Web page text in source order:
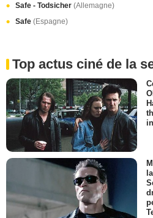
Safe - Todsicher (Allemagne)
Safe (Espagne)
Top actus ciné de la